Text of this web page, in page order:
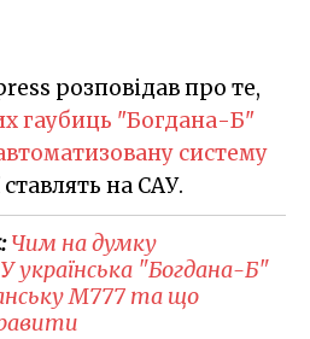
розповідав про те,
гаубиць "Богдана-Б"
систему
ставлять на САУ.
Чим на думку
українська "Богдана-Б"
M777 та що